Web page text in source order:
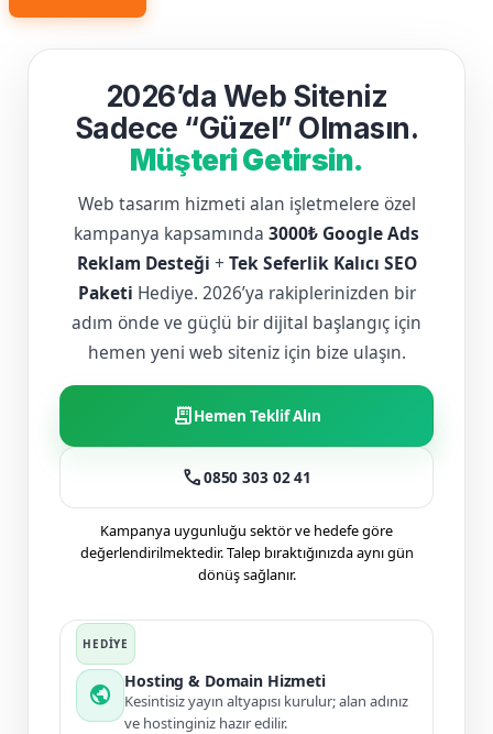
2026’da Web Siteniz
Sadece “Güzel” Olmasın.
Müşteri Getirsin.
Web tasarım hizmeti alan işletmelere özel
kampanya kapsamında 3000₺ Google Ads
Reklam Desteği + Tek Seferlik Kalıcı SEO
Paketi Hediye. 2026’ya rakiplerinizden bir
adım önde ve güçlü bir dijital başlangıç için
hemen yeni web siteniz için bize ulaşın.
receipt_longHemen Teklif Alın
call0850 303 02 41
Kampanya uygunluğu sektör ve hedefe göre
değerlendirilmektedir. Talep bıraktığınızda aynı gün
dönüş sağlanır.
public
Hosting & Domain Hizmeti
Kesintisiz yayın altyapısı kurulur; alan adınız
ve hostinginiz hazır edilir.